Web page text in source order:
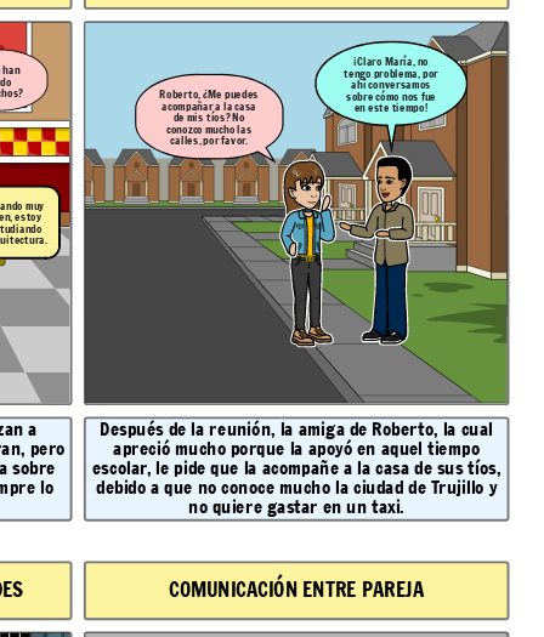
COMUNICACIÓN ENTRE PAREJA
a
pero
sobre
lo
Después de la reunión, la amiga de Roberto, la cual
apreció mucho porque la apoyó en aquel tiempo
escolar, le pide que la acompañe a la casa de sus tíos,
debido a que no conoce mucho la ciudad de Trujillo y
no quiere gastar en un taxi.
han
muy
estoy
Roberto, ¿Me puedes
acompañar a la casa
de mis tíos? No
conozco mucho las
calles, por favor.
¡Claro María, no
tengo problema, por
ahí conversamos
sobre cómo nos fue
en este tiempo!